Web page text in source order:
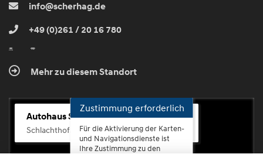
info@scherhag.de
+49 (0)261 / 20 16 780
Mehr zu diesem Standort
Autohaus Scherhag
Schlachthofstr. 68, 56073 Koblenz-Rauental
Zustimmung erforderlich
Für die Aktivierung der Karten-
und Navigationsdienste ist
Ihre Zustimmung zu den